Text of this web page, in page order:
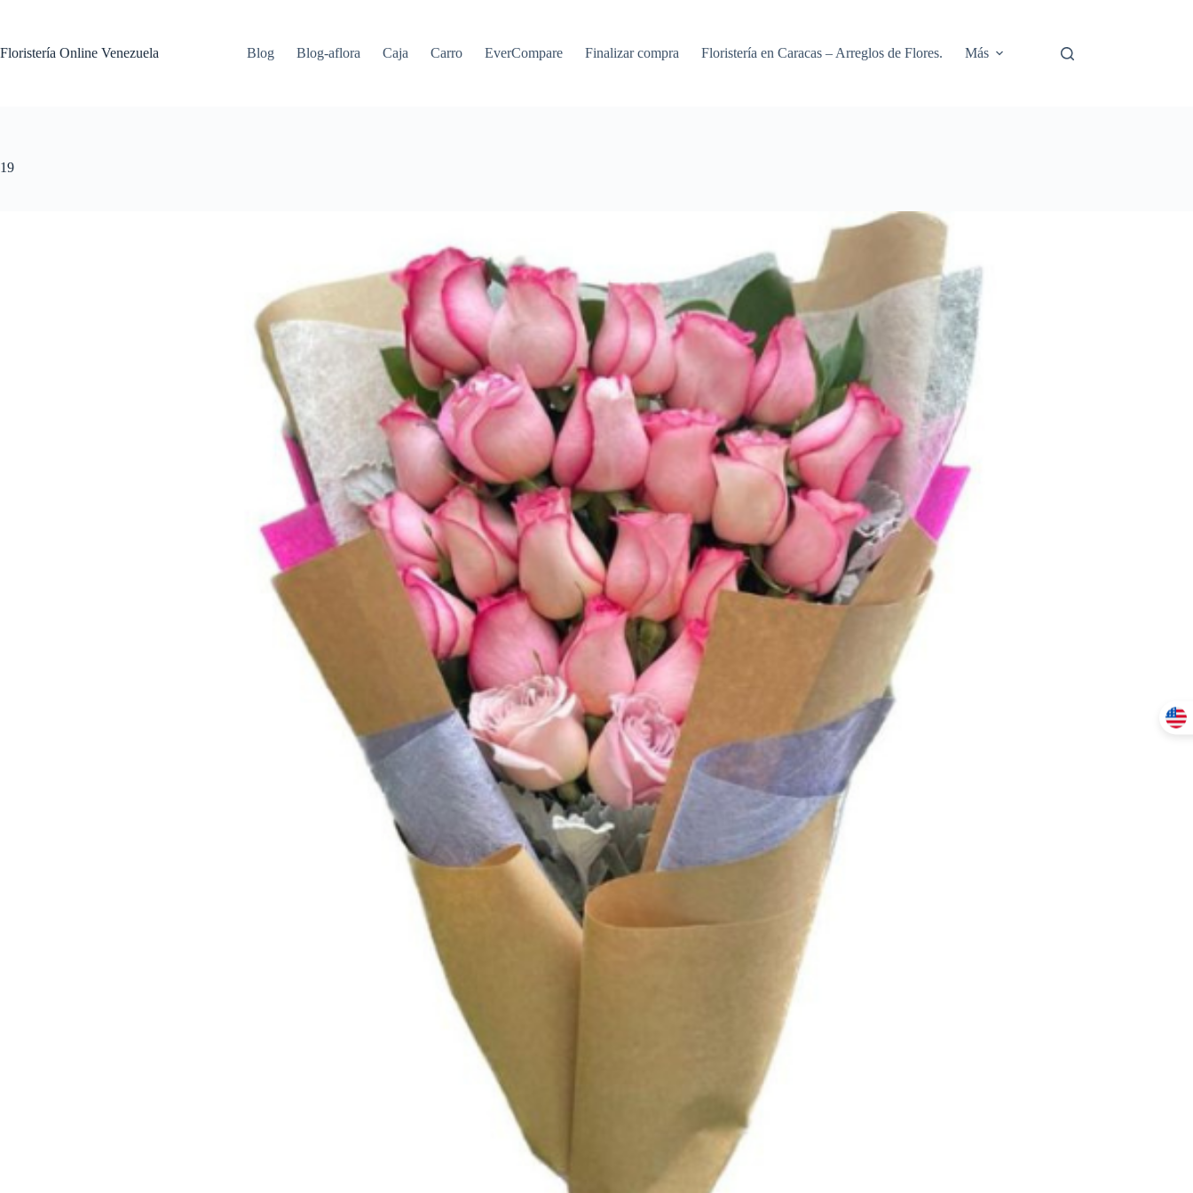
Floristería Online Venezuela Blog Blog-aflora Caja Carro EverCompare Finalizar compra Floristería en Caracas – Arreglos de Flores. Más
19